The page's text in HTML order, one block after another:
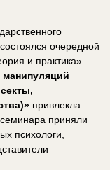
очередной
и практика».
манипуляций
привлекла
приняли
психологи,